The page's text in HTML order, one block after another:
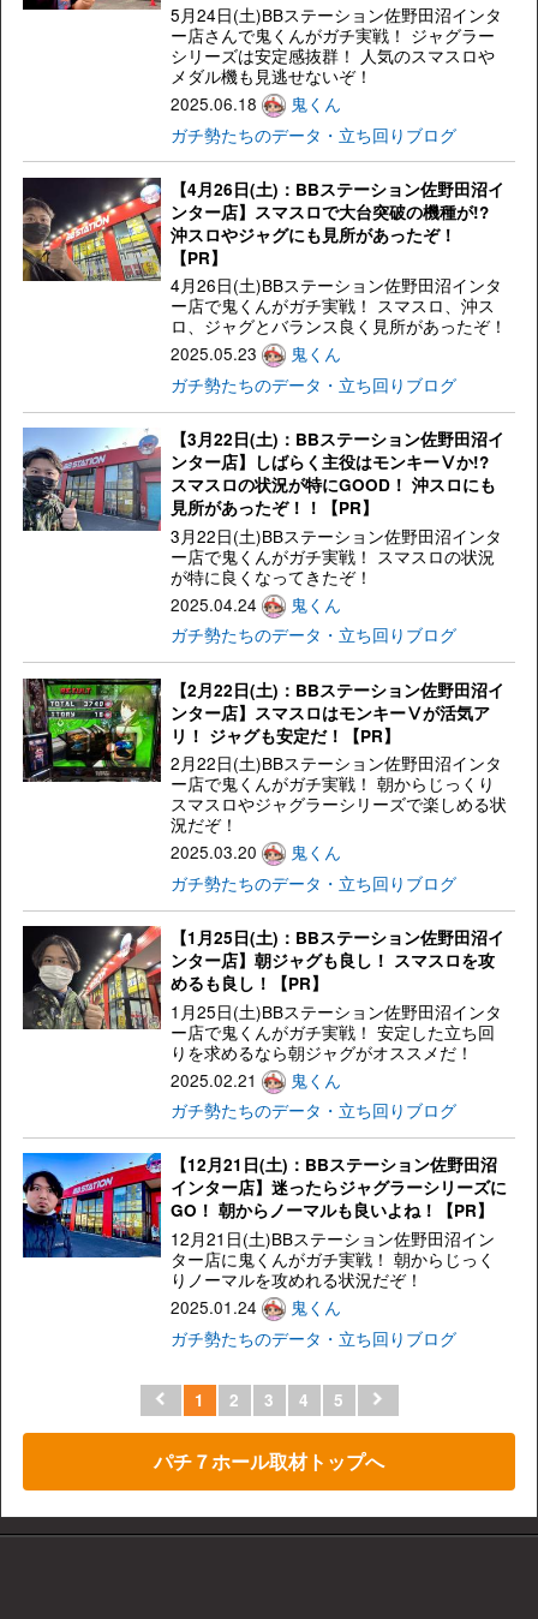
5月24日(土)BBステーション佐野田沼インタ
ー店さんで鬼くんがガチ実戦！ ジャグラー
シリーズは安定感抜群！ 人気のスマスロや
メダル機も見逃せないぞ！
2025.06.18
鬼くん
ガチ勢たちのデータ・立ち回りブログ
【4月26日(土)：BBステーション佐野田沼イ
ンター店】スマスロで大台突破の機種が!?
沖スロやジャグにも見所があったぞ！
【PR】
4月26日(土)BBステーション佐野田沼インタ
ー店で鬼くんがガチ実戦！ スマスロ、沖ス
ロ、ジャグとバランス良く見所があったぞ！
2025.05.23
鬼くん
ガチ勢たちのデータ・立ち回りブログ
【3月22日(土)：BBステーション佐野田沼イ
ンター店】しばらく主役はモンキーⅤか!?
スマスロの状況が特にGOOD！ 沖スロにも
見所があったぞ！！【PR】
3月22日(土)BBステーション佐野田沼インタ
ー店で鬼くんがガチ実戦！ スマスロの状況
が特に良くなってきたぞ！
2025.04.24
鬼くん
ガチ勢たちのデータ・立ち回りブログ
【2月22日(土)：BBステーション佐野田沼イ
ンター店】スマスロはモンキーⅤが活気ア
リ！ ジャグも安定だ！【PR】
2月22日(土)BBステーション佐野田沼インタ
ー店で鬼くんがガチ実戦！ 朝からじっくり
スマスロやジャグラーシリーズで楽しめる状
況だぞ！
2025.03.20
鬼くん
ガチ勢たちのデータ・立ち回りブログ
【1月25日(土)：BBステーション佐野田沼イ
ンター店】朝ジャグも良し！ スマスロを攻
めるも良し！【PR】
1月25日(土)BBステーション佐野田沼インタ
ー店で鬼くんがガチ実戦！ 安定した立ち回
りを求めるなら朝ジャグがオススメだ！
2025.02.21
鬼くん
ガチ勢たちのデータ・立ち回りブログ
【12月21日(土)：BBステーション佐野田沼
インター店】迷ったらジャグラーシリーズに
GO！ 朝からノーマルも良いよね！【PR】
12月21日(土)BBステーション佐野田沼イン
ター店に鬼くんがガチ実戦！ 朝からじっく
りノーマルを攻めれる状況だぞ！
2025.01.24
鬼くん
ガチ勢たちのデータ・立ち回りブログ
1 2 3 4 5
パチ７ホール取材トップへ